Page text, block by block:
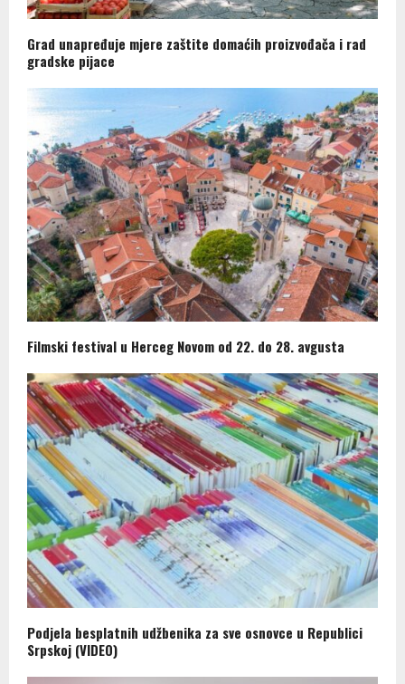
Grad unapređuje mjere zaštite domaćih proizvođača i rad
gradske pijace
Filmski festival u Herceg Novom od 22. do 28. avgusta
Podjela besplatnih udžbenika za sve osnovce u Republici
Srpskoj (VIDEO)